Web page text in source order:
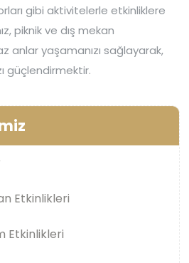
gibi aktivitelerle etkinliklere
piknik ve dış mekan
anlar yaşamanızı sağlayarak,
güçlendirmektir.
Etkinlikleri
Etkinlikleri